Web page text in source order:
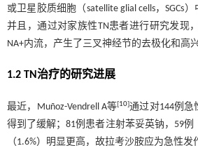
或卫星胶质细胞（satellite glial cells，
并且，通过对家族性TN患者进行研究发现
NA+内流，产生了三叉神经节的去极化和高
1.2 TN治疗的研究进展
最近，Muñoz-Vendrell A等[10]通过对144例急
得到了缓解；81例患者注射苯妥英钠，59
（1.6%）明显更高，故拉考沙胺应为急性